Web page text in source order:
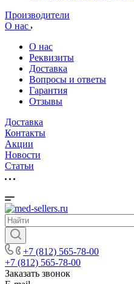
Производители
О нас
О нас
Реквизиты
Доставка
Вопросы и ответы
Гарантия
Отзывы
Доставка
Контакты
Акции
Новости
Cтатьи
+7 (812) 565-78-00
+7 (812) 565-78-00
Заказать звонок